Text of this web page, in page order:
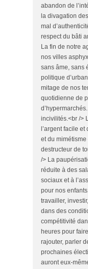
abandon de
la divagation
mal
respect du bâti
La fin de notre
nos villes
sans âme, sans
politique
mitage de nos
quotidienne de
incivilités.<br />
l’argent facile
et du
destructeur de
/> La
réduite à des
sociaux et à
pour nos
travailler,
dans des
compétitivité
heures pour
rajouter, parler
prochaines
auront eux-